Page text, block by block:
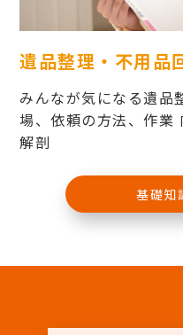
遺品整理・不用品
みんなが気になる遺品
場、依頼の方法、作業
解剖
基礎知